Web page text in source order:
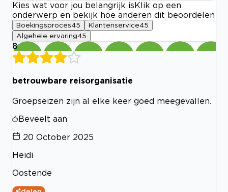
Kies wat voor jou belangrijk is Klik op een
onderwerp en bekijk hoe anderen dit beoordelen
Boekingsproces45 Klantenservice45
Algehele ervaring45
8
betrouwbare reisorganisatie
Groepseizen zijn al elke keer goed meegevallen.
Beveelt aan
20 October 2025
Heidi
Oostende